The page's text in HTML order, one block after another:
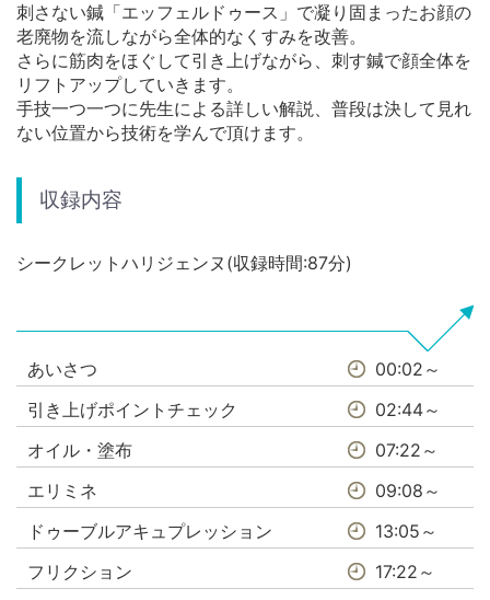
刺さない鍼「エッフェルドゥース」で凝り固まったお顔の
老廃物を流しながら全体的なくすみを改善。
さらに筋肉をほぐして引き上げながら、刺す鍼で顔全体を
リフトアップしていきます。
手技一つ一つに先生による詳しい解説、普段は決して見れ
ない位置から技術を学んで頂けます。
収録内容
シークレットハリジェンヌ(収録時間:87分)
あいさつ
00:02～
引き上げポイントチェック
02:44～
オイル・塗布
07:22～
エリミネ
09:08～
ドゥーブルアキュプレッション
13:05～
フリクション
17:22～